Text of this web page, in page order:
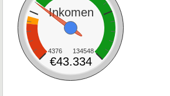
Inkomen
4376 134548
€43.334